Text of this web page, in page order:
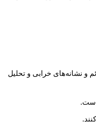
و نشانه‌های خرابی و تحلیل